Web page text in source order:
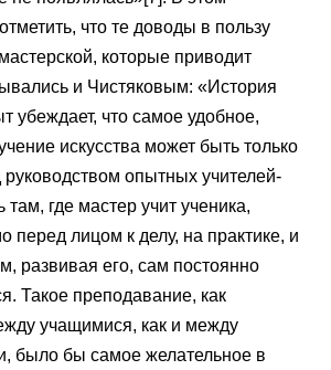
что те доводы в пользу
которые приводит
и Чистяковым: «История
убеждает, что самое удобное,
искусства может быть только
руководством опытных учителей-
там, где мастер учит ученика,
перед лицом к делу, на практике, и
развивая его, сам постоянно
Такое преподавание, как
учащимися, как и между
было бы самое желательное в